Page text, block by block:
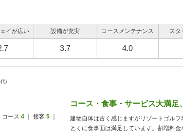
イが広い 設備が充実 コースメンテナンス スタ
3.7 4.0
)
コース 4 ｜ 接客 5
コース・食事・サービス大満足
建物自体は古く感じますがリゾートゴルフ
とくに食事面は満足しています。割増料